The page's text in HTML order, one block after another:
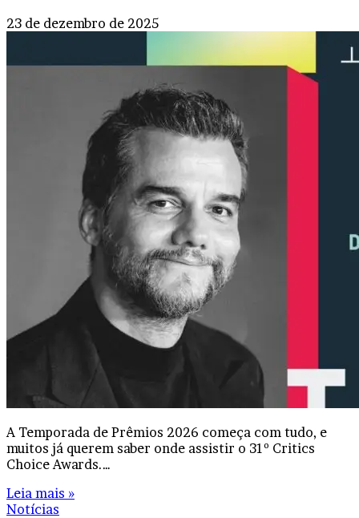
23 de dezembro de 2025
A Temporada de Prêmios 2026 começa com tudo, e
muitos já querem saber onde assistir o 31º Critics
Choice Awards.…
Leia mais »
Notícias